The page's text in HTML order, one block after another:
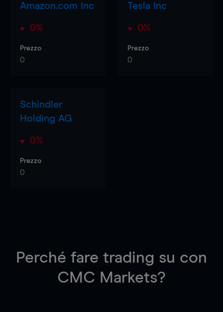
Amazon.com Inc
0%
Prezzo
0
Tesla Inc
0%
Prezzo
0
Schindler
Holding AG
0%
Prezzo
0
Perché fare trading su con
CMC Markets?